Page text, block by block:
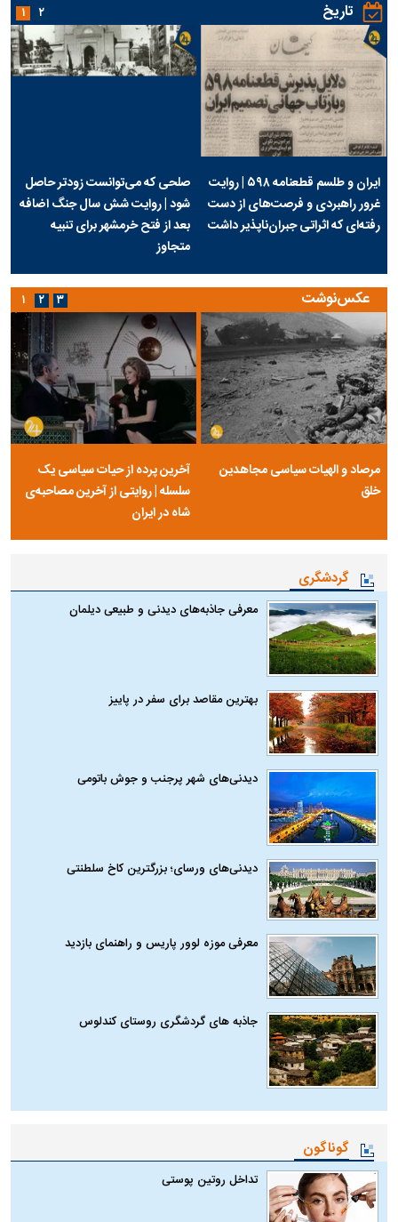
تاریخ
ایران و طلسم قطعنامه ۵۹۸ | روایت
غرور راهبردی و فرصت‌های از دست
رفته‌ای که اثراتی جبران‌ناپذیر داشت
صلحی که می‌توانست زودتر حاصل
شود | روایت شش سال جنگ اضافه
بعد از فتح خرمشهر برای تنبیه
متجاوز
۱ ۲
عکس‌نوشت
مرصاد و الهیات سیاسی مجاهدین
خلق
آخرین پرده از حیات سیاسی یک
سلسله | روایتی از آخرین مصاحبه‌ی
شاه در ایران
۱ ۲ ۳
گردشگری
معرفی جاذبه‌های دیدنی و طبیعی دیلمان
بهترین مقاصد برای سفر در پاییز
دیدنی‌های شهر پرجنب و جوش باتومی
دیدنی‌های ورسای؛ بزرگترین کاخ سلطنتی
معرفی موزه لوور پاریس و راهنمای بازدید
جاذبه های گردشگری روستای کندلوس
گوناگون
تداخل روتین پوستی